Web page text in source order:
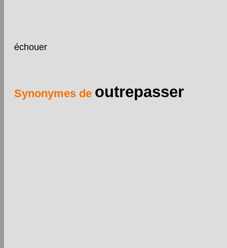
échouer
Synonymes de outrepasser